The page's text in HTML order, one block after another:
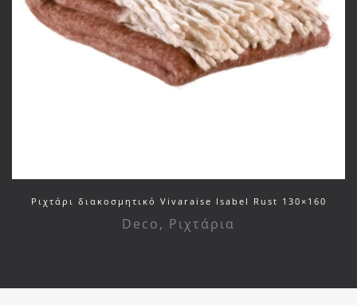
Ριχτάρι διακοσμητικό Vivaraise Isabel Rust 130×160
Deco, Ριχτάρια